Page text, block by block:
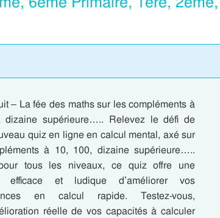
– La fée des maths sur les compléments à
dizaine supérieure….. Relevez le défi de
quiz en ligne en calcul mental, axé sur
à 10, 100, dizaine supérieure…..
tous les niveaux, ce quiz offre une
efficace et ludique d’améliorer vos
en calcul rapide. Testez-vous,
réelle de vos capacités à calculer